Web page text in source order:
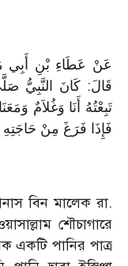
عَنْ عَطَاءِ بْنِ أَبِي
قَالَ: كَانَ النَّبِيُّ
تَبِعْتُهُ أَنَا وَغُلاَمٌ
فَإِذَا فَرَغَ مِنْ حَاجَتِهِ
বিন মালেক রা.
শৌচাগারে
পানির পাত্র